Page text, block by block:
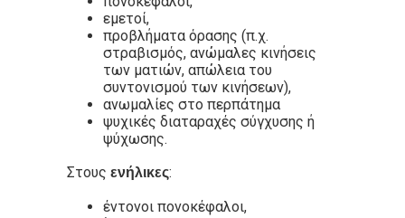
εμετοί,
προβλήματα όρασης (π.χ.
στραβισμός, ανώμαλες κινήσεις
των ματιών, απώλεια του
συντονισμού των κινήσεων),
ανωμαλίες στο περπάτημα
ψυχικές διαταραχές σύγχυσης ή
ψύχωσης.
Στους ενήλικες:
έντονοι πονοκέφαλοι,